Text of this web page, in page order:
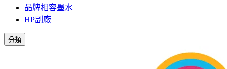
品牌相容墨水
HP副廠
分類